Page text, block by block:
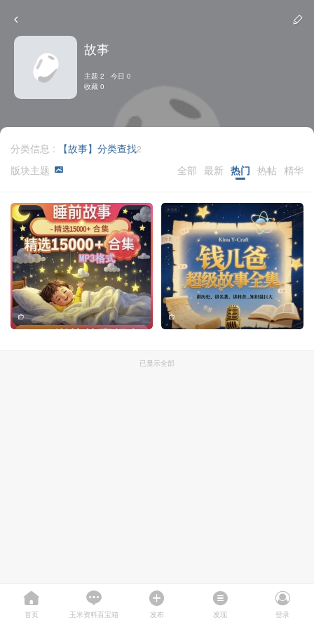
故事
主题 2 今日 0
收藏 0
分类信息 : 【故事】分类查找2
版块主题 全部 最新 热门 热帖 精华
已显示全部
首页 玉米资料百宝箱 发布 发现 登录